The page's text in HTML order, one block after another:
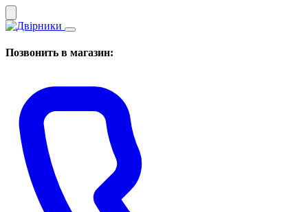
Позвонить в магазин: